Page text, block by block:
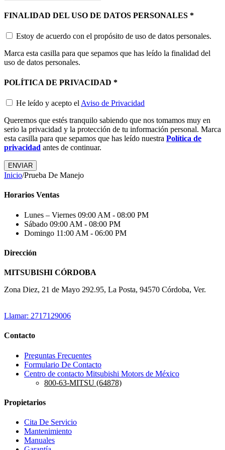
FINALIDAD DEL USO DE DATOS PERSONALES *
Estoy de acuerdo con el propósito de uso de datos personales.
Marca esta casilla para que sepamos que has leído la finalidad del
uso de datos personales.
POLÍTICA DE PRIVACIDAD *
He leído y acepto el Aviso de Privacidad
Queremos que estés tranquilo sabiendo que nos tomamos muy en
serio la privacidad y la protección de tu información personal. Marca
esta casilla para que sepamos que has leído nuestra Política de
privacidad antes de continuar.
ENVIAR
Inicio/Prueba De Manejo
Horarios Ventas
Lunes – Viernes 09:00 AM - 08:00 PM
Sábado 09:00 AM - 08:00 PM
Domingo 11:00 AM - 06:00 PM
Dirección
MITSUBISHI CÓRDOBA
Zona Diez, 21 de Mayo 292.95, La Posta, 94570 Córdoba, Ver.
Llamar: 2717129006
Contacto
Preguntas Frecuentes
Formulario De Contacto
Centro de contacto Mitsubishi Motors de México
800-63-MITSU (64878)
Propietarios
Cita De Servicio
Mantenimiento
Manuales